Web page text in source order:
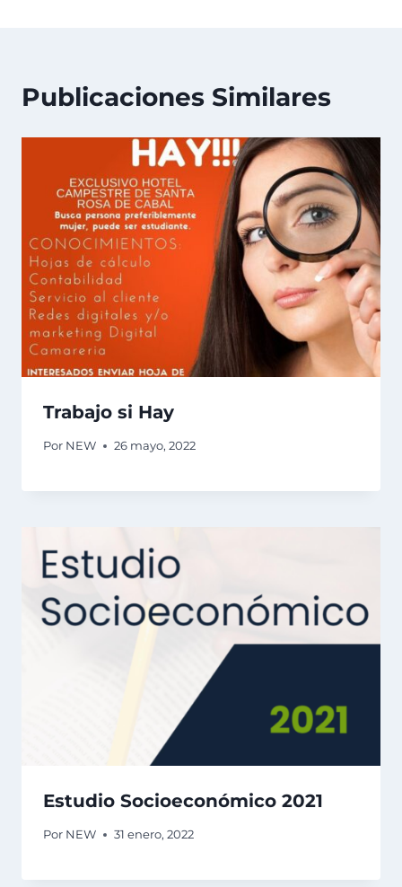
Publicaciones Similares
Trabajo si Hay
Por NEW 26 mayo, 2022
Estudio Socioeconómico 2021
Por NEW 31 enero, 2022